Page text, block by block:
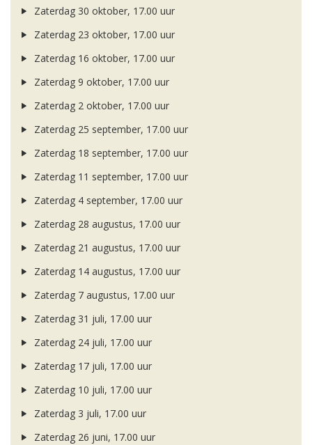
Zaterdag 30 oktober, 17.00 uur
Zaterdag 23 oktober, 17.00 uur
Zaterdag 16 oktober, 17.00 uur
Zaterdag 9 oktober, 17.00 uur
Zaterdag 2 oktober, 17.00 uur
Zaterdag 25 september, 17.00 uur
Zaterdag 18 september, 17.00 uur
Zaterdag 11 september, 17.00 uur
Zaterdag 4 september, 17.00 uur
Zaterdag 28 augustus, 17.00 uur
Zaterdag 21 augustus, 17.00 uur
Zaterdag 14 augustus, 17.00 uur
Zaterdag 7 augustus, 17.00 uur
Zaterdag 31 juli, 17.00 uur
Zaterdag 24 juli, 17.00 uur
Zaterdag 17 juli, 17.00 uur
Zaterdag 10 juli, 17.00 uur
Zaterdag 3 juli, 17.00 uur
Zaterdag 26 juni, 17.00 uur